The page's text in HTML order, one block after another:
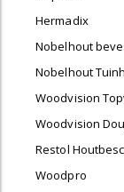
Hermadix
Nobelhout
Nobelhout
Woodvision
Woodvision
Restol
Woodpro